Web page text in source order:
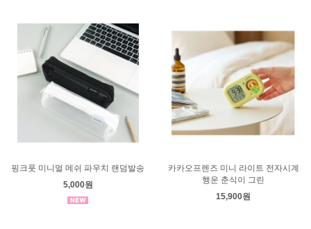
핑크풋 미니멀 메쉬 파우치 랜덤발송
5,000원
카카오프렌즈 미니 라이트 전자시계
행운 춘식이 그린
15,900원